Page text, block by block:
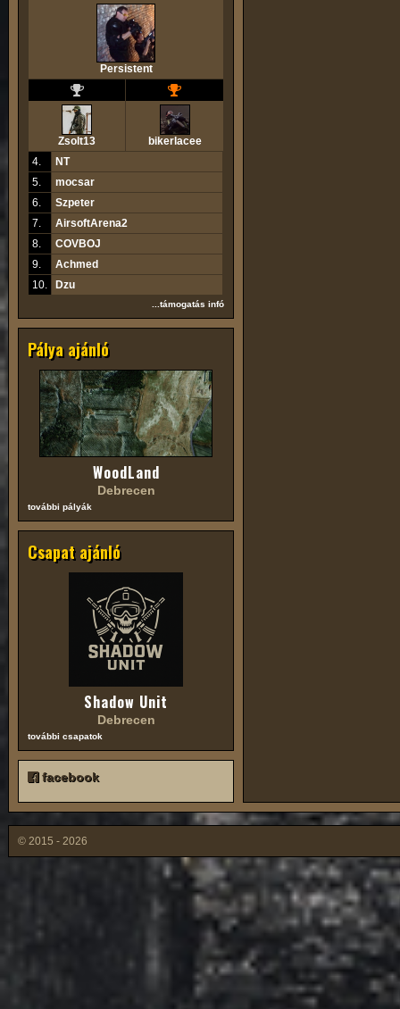
Persistent
Zsolt13
bikerlacee
4.
NT
5.
mocsar
6.
Szpeter
7.
AirsoftArena2
8.
COVBOJ
9.
Achmed
10.
Dzu
...támogatás infó
Pálya ajánló
WoodLand
Debrecen
további pályák
Csapat ajánló
Shadow Unit
Debrecen
további csapatok
facebook
© 2015 - 2026